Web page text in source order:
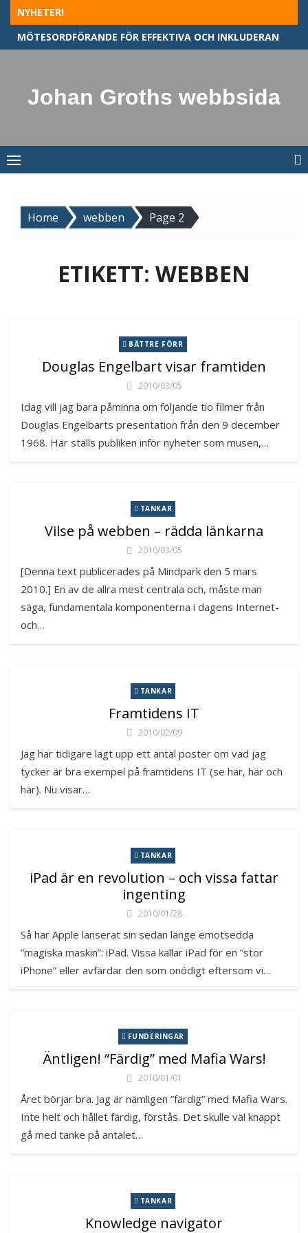
Skip
content
NYHETER!
MÖTESORDFÖRANDE FÖR EFFEKTIVA OCH INKLUDERANDE MÖTEN
Johan Groths webbsida
Home webben Page 2
ETIKETT: WEBBEN
BÄTTRE FÖRR
Douglas Engelbart visar framtiden
2010/03/05
Idag vill jag bara påminna om följande tio filmer från
Douglas Engelbarts presentation från den 9 december
1968. Här ställs publiken inför nyheter som musen,…
TANKAR
Vilse på webben – rädda länkarna
2010/03/05
[Denna text publicerades på Mindpark den 5 mars
2010.] En av de allra mest centrala och, måste man
säga, fundamentala komponenterna i dagens Internet-
och…
TANKAR
Framtidens IT
2010/02/09
Jag har tidigare lagt upp ett antal poster om vad jag
tycker är bra exempel på framtidens IT (se här, här och
här). Nu visar…
TANKAR
iPad är en revolution – och vissa fattar
ingenting
2010/01/28
Så har Apple lanserat sin sedan länge emotsedda
”magiska maskin”: iPad. Vissa kallar iPad för en ”stor
iPhone” eller avfärdar den som onödigt eftersom vi…
FUNDERINGAR
Äntligen! “Färdig” med Mafia Wars!
2010/01/01
Året börjar bra. Jag är nämligen ”färdig” med Mafia Wars.
Inte helt och hållet färdig, förstås. Det skulle väl knappt
gå med tanke på antalet…
TANKAR
Knowledge navigator